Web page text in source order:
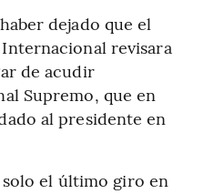
dejado que el
revisara
de acudir
Supremo, que en
al presidente en
el último giro en